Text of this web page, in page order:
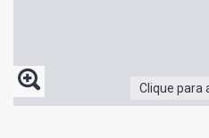
Clique para